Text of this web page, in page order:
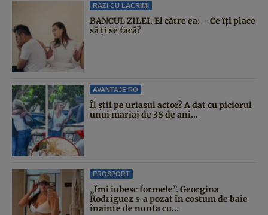
RAZI CU LACRIMI
BANCUL ZILEI. El către ea: – Ce îți place
să ți se facă?
AVANTAJE.RO
Îl știi pe uriașul actor? A dat cu piciorul
unui mariaj de 38 de ani...
PROSPORT
„Îmi iubesc formele”. Georgina
Rodriguez s-a pozat în costum de baie
înainte de nunta cu...